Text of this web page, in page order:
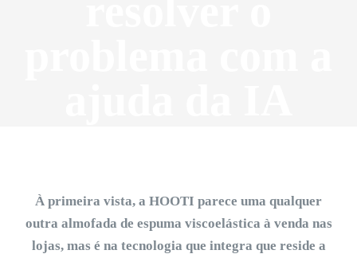
À primeira vista, a HOOTI parece uma qualquer
outra almofada de espuma viscoelástica à venda nas
lojas, mas é na tecnologia que integra que reside a